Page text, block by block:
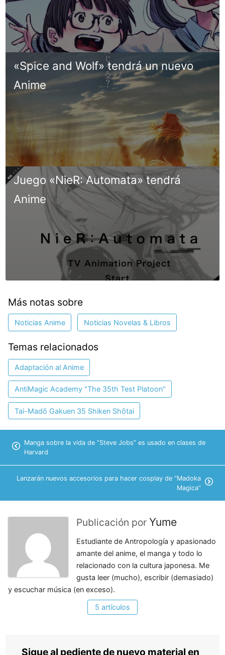
«Spice and Wolf» tendrá un nuevo
Anime
Juego «NieR: Automata» tendrá
Anime
Más notas sobre
Noticias Anime Noticias Novelas & Libros
Temas relacionados
Adaptación al Anime
AntiMagic Academy "The 35th Test Platoon"
Tai-Madō Gakuen 35 Shiken Shōtai
Manga sobre la vida de “Steve Jobs” es usado en clases de
Harvard
Lanzarán nuevos accesorios para hacer cosplay de “Madoka
Magica”
Publicación por Yume
Estudiante de Antropología y apasionado
amante del anime, el manga y todo lo
relacionado con la cultura japonesa. Me
gusta leer (mucho), escribir (demasiado)
y escuchar música (en exceso).
5 artículos
Sigue al pediente de nuevo material en